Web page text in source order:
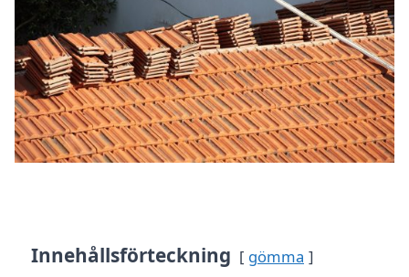
Innehållsförteckning gömma